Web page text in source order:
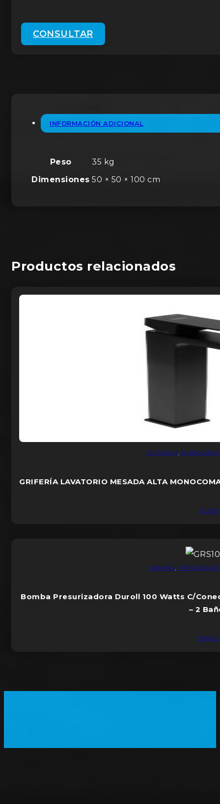
CONSULTAR
INFORMACIÓN ADICIONAL
Peso
35 kg
Dimensiones 50 × 50 × 100 cm
Productos relacionados
GRIFERIAS,
GRIFERÍA LAVATORIO MESADA ALTA
GLOSS
BOMBAS,
Bomba Presurizadora Duroll 100 Watts C/
– 2